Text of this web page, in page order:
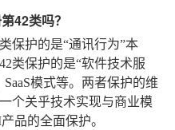
42类吗？
保护的是“通讯行为”本
类保护的是“软件技术服
模式等。两者保护的维
个关乎技术实现与商业模
品的全面保护。